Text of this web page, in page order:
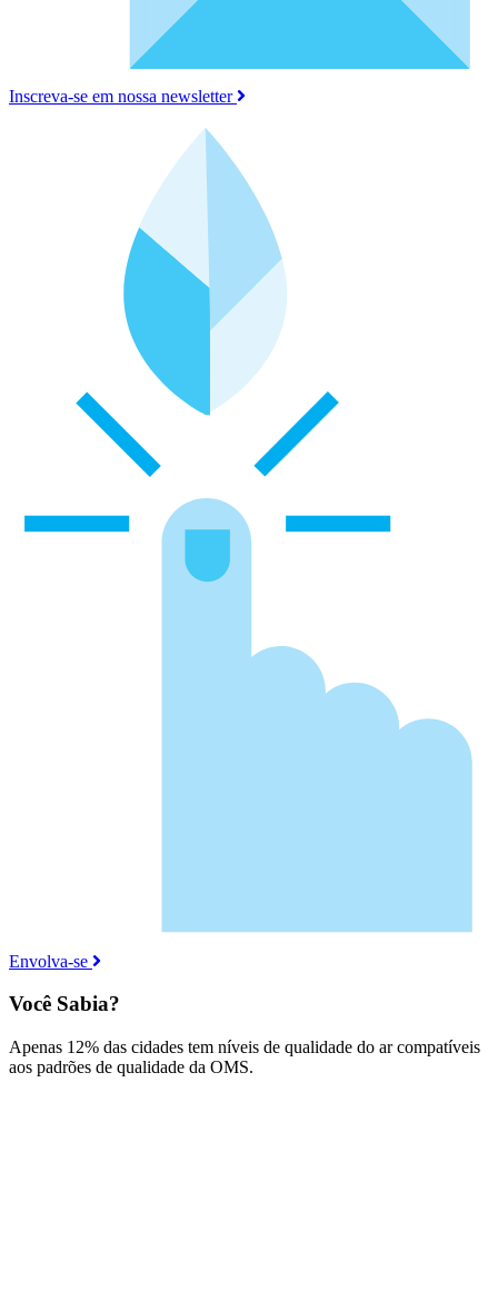
Inscreva-se em nossa newsletter
Envolva-se
Você Sabia?
Apenas 12% das cidades tem níveis de qualidade do ar compatíveis
aos padrões de qualidade da OMS.